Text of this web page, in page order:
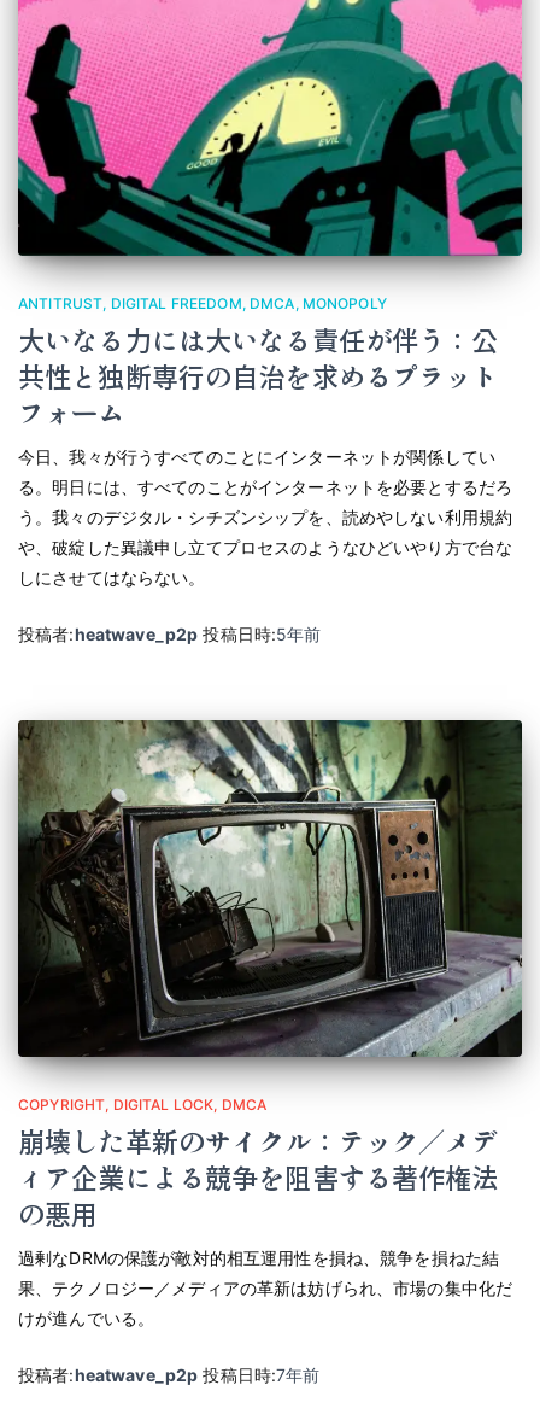
ANTITRUST DIGITAL FREEDOM DMCA MONOPOLY
大いなる力には大いなる責任が伴う：公
共性と独断専行の自治を求めるプラット
フォーム
今日、我々が行うすべてのことにインターネットが関係してい
る。明日には、すべてのことがインターネットを必要とするだろ
う。我々のデジタル・シチズンシップを、読めやしない利用規約
や、破綻した異議申し立てプロセスのようなひどいやり方で台な
しにさせてはならない。
投稿者:heatwave_p2p 投稿日時:5年前
COPYRIGHT DIGITAL LOCK DMCA
崩壊した革新のサイクル：テック／メデ
ィア企業による競争を阻害する著作権法
の悪用
過剰なDRMの保護が敵対的相互運用性を損ね、競争を損ねた結
果、テクノロジー／メディアの革新は妨げられ、市場の集中化だ
けが進んでいる。
投稿者:heatwave_p2p 投稿日時:7年前